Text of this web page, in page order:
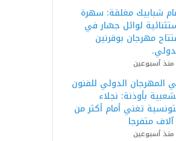
شبابيك مغلقة: سهرة
لوائل جسّار في
مهرجان بوقرنين
منذ أسبوعين
المهرجان الدولي للفنون
بأوذنة: نجلاء
تغني أمام أكثر من
منذ أسبوعين